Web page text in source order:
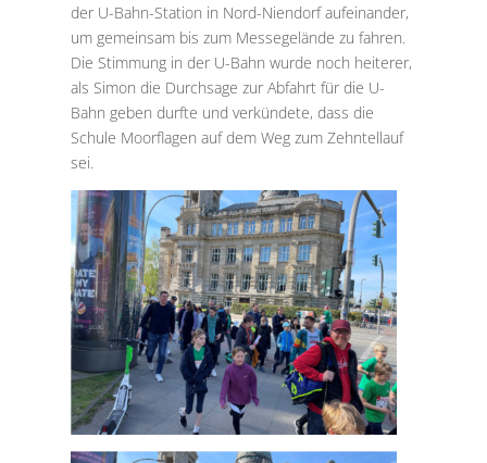
der U-Bahn-Station in Nord-Niendorf aufeinander,
um gemeinsam bis zum Messegelände zu fahren.
Die Stimmung in der U-Bahn wurde noch heiterer,
als Simon die Durchsage zur Abfahrt für die U-
Bahn geben durfte und verkündete, dass die
Schule Moorflagen auf dem Weg zum Zehntellauf
sei.